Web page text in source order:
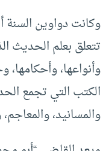
وكانت دواوين
تتعلق بعلم الحديث
وأنواعها،
الكتب التي تجمع
والمسانيد،